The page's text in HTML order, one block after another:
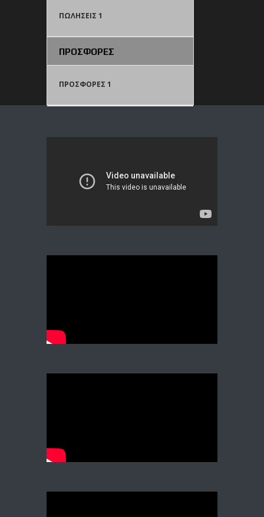
ΠΩΛΗΣΕΙΣ 1
ΠΡΟΣΦΟΡΕΣ
ΠΡΟΣΦΟΡΕΣ 1